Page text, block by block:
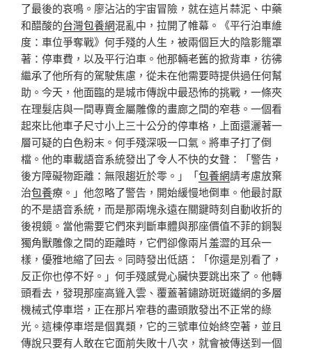
了最後的哀鳴。廖沾沾的宇宙冒險，就在這片蒜泥、中藥
和醋酸的台灣包養網混亂中，拉開了帷幕。《平行泊車維
度：車位爭奪戰》何手殘的人生，被兩個巨大的陰影籠罩
著：停車費，以及平行泊車。他那輛老舊的掀背車，彷彿
繼承了他所有的駕駛焦慮，從未在他需要時提供過任何幫
助。今天，他面臨的是城市傳說中最恐怖的挑戰，一條夾
在理髮店與一間專賣金屬雕像的畫廊之間的窄巷。一個看
起來比他車子尺寸小上三十公分的停車格，上面還灑著一
層可疑的白色粉末。何手殘深吸一口氣。將車子打了倒
檔。他的車載語音系統發出了令人不快的女聲：「警告，
後方障礙物距離：無限趨近於零。」「包養網請考慮放棄
治包養療。」他忽略了警告，開始緩慢地倒車。他最討厭
的不是語音系統，而是那兩塊永遠在關鍵時刻自動收折的
後視鏡。當他需要它們來判斷車體與那座價值不菲的銅製
獨角獸雕像之間的距離時，它們卻像兩片羞澀的耳朵一
樣，優雅地縮了回去。同時發出低語：「你還是別看了，
反正你也停不好。」何手殘感覺心臟快要跳出來了。他轉
頭看去，發現那座高聳入雲、覆蓋著鏽跡斑斑鐵網的多層
機械式停車塔，正在那片窄巷的盡頭散發出不正常的綠
光。這棟停車塔是個異類，它的三號車位始終空著，並且
傳說只要有人敢在它面前失敗十八次，就會被傳送到一個